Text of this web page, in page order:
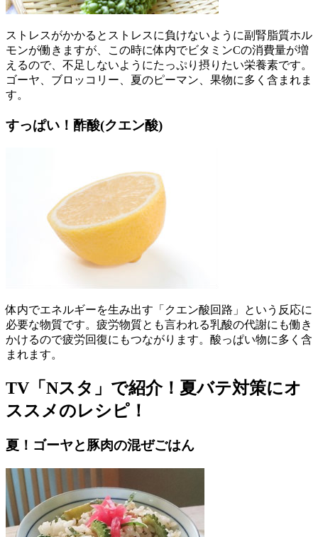
ストレスがかかるとストレスに負けないように副腎脂質ホル
モンが働きますが、この時に体内でビタミンCの消費量が増
えるので、不足しないようにたっぷり摂りたい栄養素です。
ゴーヤ、ブロッコリー、夏のピーマン、果物に多く含まれま
す。
すっぱい！酢酸(クエン酸)
体内でエネルギーを生み出す「クエン酸回路」という反応に
必要な物質です。疲労物質とも言われる乳酸の代謝にも働き
かけるので疲労回復にもつながります。酸っぱい物に多く含
まれます。
TV「Nスタ」で紹介！夏バテ対策にオ
ススメのレシピ！
夏！ゴーヤと豚肉の混ぜごはん